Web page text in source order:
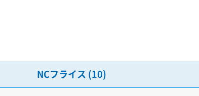
NCフライス (10)